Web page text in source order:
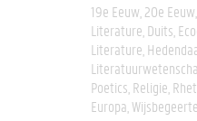
19e Eeuw 20e Eeuw
Literature Duits
Literature
Poetics Religie
Europa